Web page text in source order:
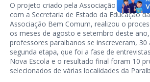
O projeto criado pela Associação Nova
com a Secretaria de Estado da Educação
Associação Bem Comum, realizou o
os meses de agosto e setembro deste
professores paraibanos se inscreveram, 30
segunda etapa, que foi a fase de
Nova Escola e o resultado final foram 10
selecionados de várias localidades da